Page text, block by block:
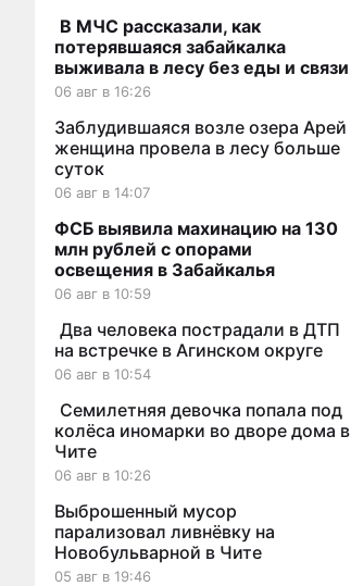
В МЧС рассказали, как
потерявшаяся забайкалка
выживала в лесу без еды и связи
06 авг в 16:26
Заблудившаяся возле озера Арей
женщина провела в лесу больше
суток
06 авг в 14:07
ФСБ выявила махинацию на 130
млн рублей с опорами
освещения в Забайкалья
06 авг в 10:59
Два человека пострадали в ДТП
на встречке в Агинском округе
06 авг в 10:54
Семилетняя девочка попала под
колёса иномарки во дворе дома в
Чите
06 авг в 10:26
Выброшенный мусор
парализовал ливнёвку на
Новобульварной в Чите
05 авг в 19:46